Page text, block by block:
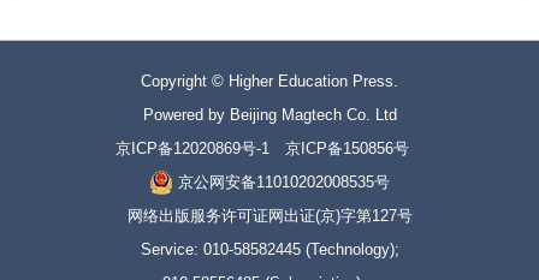
Copyright © Higher Education Press.
Powered by Beijing Magtech Co. Ltd
京ICP备12020869号-1
京ICP备150856号
京公网安备11010202008535号
网络出版服务许可证网出证(京)字第127号
Service: 010-58582445 (Technology);